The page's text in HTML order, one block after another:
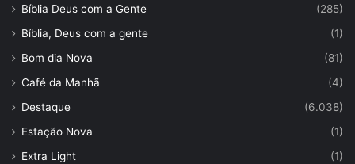
Bíblia Deus com a Gente
(285)
Bíblia, Deus com a gente
(1)
Bom dia Nova
(81)
Café da Manhã
(4)
Destaque
(6.038)
Estação Nova
(1)
Extra Light
(1)